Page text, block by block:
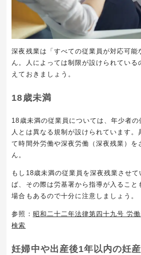
深夜残業は「すべての従業員が対応可能
ん。人によっては制限が設けられている
えておきましょう。
18歳未満
18歳未満の従業員については、年少者
人とは異なる規制が設けられています。
て時間外労働や深夜労働（深夜残業）を
ん。
もし 18歳未満の従業員を深夜残業させ
ば、その際は労基署から指導が入ること
場合もあるので十分に注意しましょう。
参照： 昭和二十二年法律第四十九号 労
検索
妊婦中や出産後1年以内の妊